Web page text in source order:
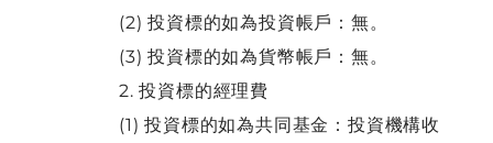
(2) 投資標的如為投資帳戶：無。
(3) 投資標的如為貨幣帳戶：無。
2. 投資標的經理費
(1) 投資標的如為共同基金：投資機構收